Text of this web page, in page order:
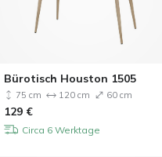
Bürotisch Houston 1505
75 cm 120 cm 60 cm
129 €
Circa 6 Werktage